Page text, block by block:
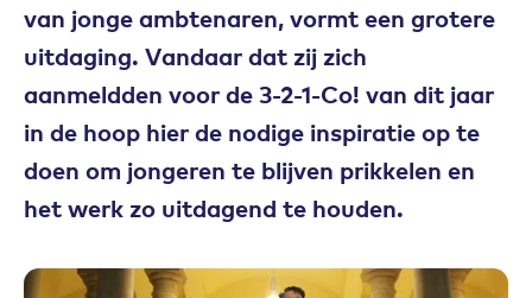
van jonge ambtenaren, vormt een grotere
uitdaging. Vandaar dat zij zich
aanmeldden voor de 3-2-1-Co! van dit jaar
in de hoop hier de nodige inspiratie op te
doen om jongeren te blijven prikkelen en
het werk zo uitdagend te houden.